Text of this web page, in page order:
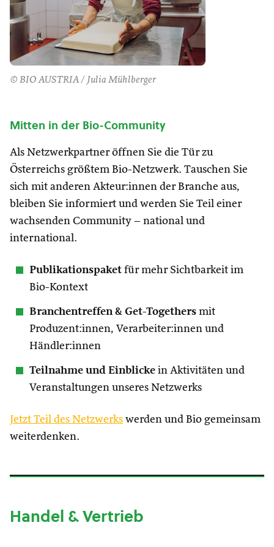
© BIO AUSTRIA / Julia Mühlberger
Mitten in der Bio-Community
Als Netzwerkpartner öffnen Sie die Tür zu
Österreichs größtem Bio-Netzwerk. Tauschen Sie
sich mit anderen Akteur:innen der Branche aus,
bleiben Sie informiert und werden Sie Teil einer
wachsenden Community – national und
international.
Publikationspaket für mehr Sichtbarkeit im
Bio-Kontext
Branchentreffen & Get-Togethers mit
Produzent:innen, Verarbeiter:innen und
Händler:innen
Teilnahme und Einblicke in Aktivitäten und
Veranstaltungen unseres Netzwerks
Jetzt Teil des Netzwerks werden und Bio gemeinsam
weiterdenken.
Handel & Vertrieb